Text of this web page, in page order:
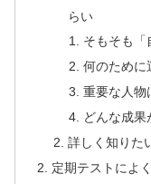
らい
そもそも「
何のために
重要な人物
どんな成果
詳しく知りた
定期テストによ